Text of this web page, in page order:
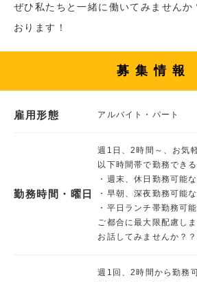
ぜひ私たちと一緒に働いてみませんか
おります！
募集情報
雇用形態 アルバイト・パート
勤務時間・曜日
週1日、2時間～、お気
以下時間帯で勤務でき
・週末、休日勤務可能
・早朝、深夜勤務可能
・平日ランチ帯勤務可
ご都合に最大限配慮し
お話してみませんか？？
週1回、2時間から勤務